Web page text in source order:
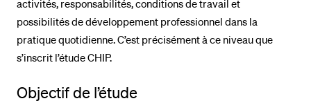
activités, responsabilités, conditions de travail et
possibilités de développement professionnel dans la
pratique quotidienne. C’est précisément à ce niveau que
s’inscrit l’étude CHIP.
Objectif de l’étude